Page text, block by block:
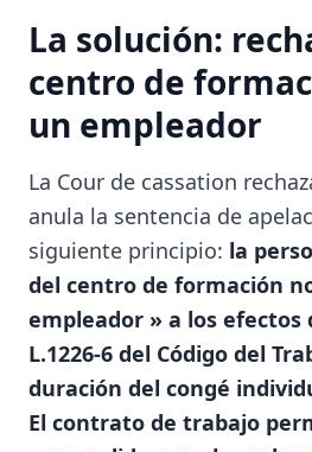
La solución:
centro de
un empleador
La Cour de cassation
anula la sentencia de
siguiente principio: la
del centro de formación
empleador » a los efectos
L.1226-6 del Código del
duración del congé
El contrato de trabajo